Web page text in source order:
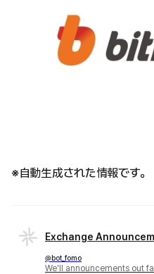
※自動生成された情報です。
Exchange
@bot_fomo
We'll announcements out